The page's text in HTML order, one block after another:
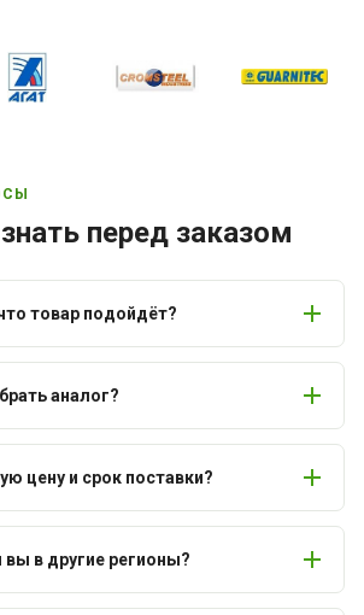
перед заказом
товар подойдёт?
аналог?
цену и срок поставки?
в другие регионы?